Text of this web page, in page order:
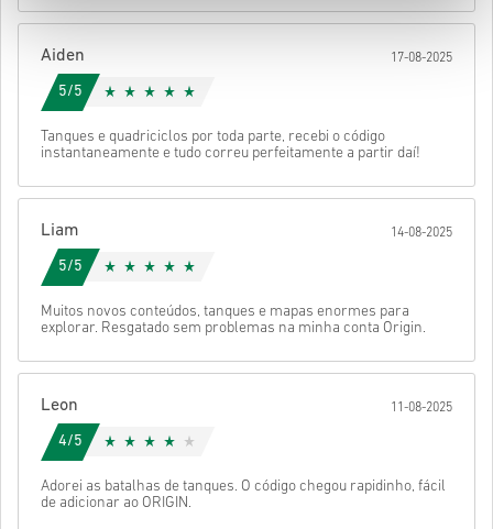
Depois disso, vais receber um e-mail com um link seguro para
Aiden 17-08-2025
5/5
Tanques e quadriciclos por toda parte, recebi o código
instantaneamente e tudo correu perfeitamente a partir daí!
Liam 14-08-2025
5/5
Muitos novos conteúdos, tanques e mapas enormes para
explorar. Resgatado sem problemas na minha conta Origin.
Leon 11-08-2025
4/5
Adorei as batalhas de tanques. O código chegou rapidinho, fácil
de adicionar ao ORIGIN.